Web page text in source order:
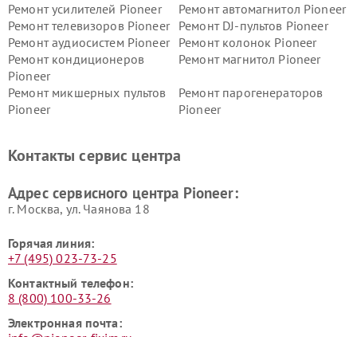
Ремонт усилителей Pioneer
Ремонт автомагнитол Pioneer
Ремонт телевизоров Pioneer
Ремонт DJ-пультов Pioneer
Ремонт аудиосистем Pioneer
Ремонт колонок Pioneer
Ремонт кондиционеров
Pioneer
Ремонт магнитол Pioneer
Ремонт микшерных пультов
Pioneer
Ремонт парогенераторов
Pioneer
Контакты сервис центра
Адрес сервисного центра Pioneer:
г. Москва, ул. Чаянова 18
Горячая линия:
+7 (495) 023-73-25
Контактный телефон:
8 (800) 100-33-26
Электронная почта: